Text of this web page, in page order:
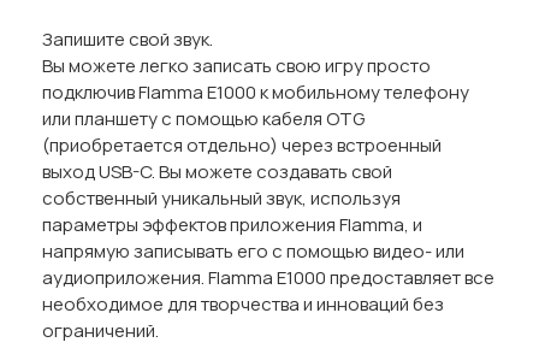
Запишите свой звук.
Вы можете легко записать свою игру просто
подключив Flamma E1000 к мобильному телефону
или планшету с помощью кабеля OTG
(приобретается отдельно) через встроенный
выход USB-C. Вы можете создавать свой
собственный уникальный звук, используя
параметры эффектов приложения Flamma, и
напрямую записывать его с помощью видео- или
аудиоприложения. Flamma E1000 предоставляет все
необходимое для творчества и инноваций без
ограничений.